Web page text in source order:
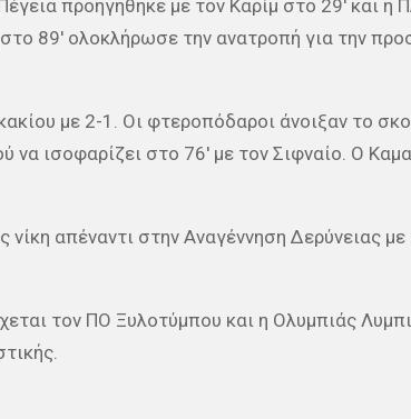
προηγήθηκε με τον Καρίμ στο 29′ και η
89′ ολοκλήρωσε την ανατροπή για την
με 2-1. Οι φτεροπόδαροι άνοιξαν το
να ισοφαρίζει στο 76′ με τον Σιφναίο. Ο
απέναντι στην Αναγέννηση Δερύνειας με
τον ΠΟ Ξυλοτύμπου και η Ολυμπιάς